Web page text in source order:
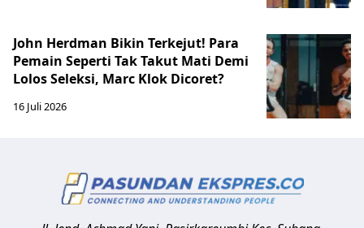
John Herdman Bikin Terkejut! Para
Pemain Seperti Tak Takut Mati Demi
Lolos Seleksi, Marc Klok Dicoret?
16 Juli 2026